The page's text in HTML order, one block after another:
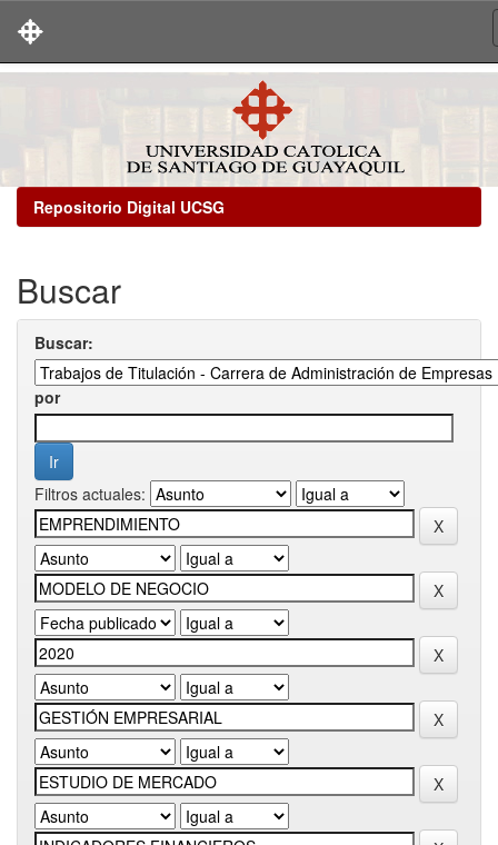
Repositorio Digital UCSG
Buscar
Buscar:
por
Filtros actuales: